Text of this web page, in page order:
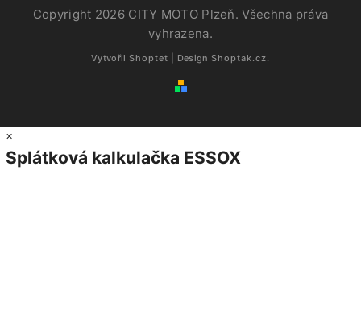
Copyright 2026 CITY MOTO Plzeň. Všechna práva
vyhrazena.
Vytvořil Shoptet | Design Shoptak.cz.
×
Splátková kalkulačka ESSOX